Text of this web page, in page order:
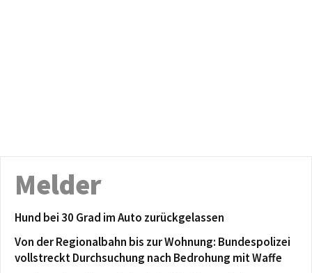
Melder
Hund bei 30 Grad im Auto zurückgelassen
Von der Regionalbahn bis zur Wohnung: Bundespolizei
vollstreckt Durchsuchung nach Bedrohung mit Waffe